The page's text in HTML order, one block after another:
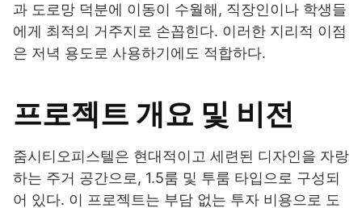
과 도로망 덕분에 이동이 수월해, 직장인이나 학생들
에게 최적의 거주지로 손꼽힌다. 이러한 지리적 이점
은 저녁 용도로 사용하기에도 적합하다.
프로젝트 개요 및 비전
줌시티오피스텔은 현대적이고 세련된 디자인을 자랑
하는 주거 공간으로, 1.5룸 및 투룸 타입으로 구성되
어 있다. 이 프로젝트는 부담 없는 투자 비용으로 도